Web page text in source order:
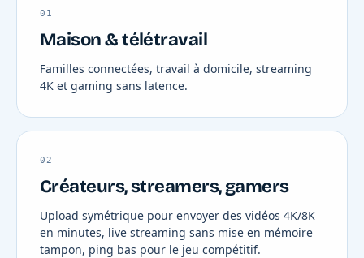
01
Maison & télétravail
Familles connectées, travail à domicile, streaming
4K et gaming sans latence.
02
Créateurs, streamers, gamers
Upload symétrique pour envoyer des vidéos 4K/8K
en minutes, live streaming sans mise en mémoire
tampon, ping bas pour le jeu compétitif.